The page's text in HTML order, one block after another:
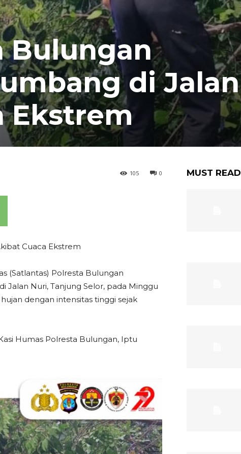
Bulungan
di Jalan
Ekstrem
0
105
Cuaca Ekstrem
(Satlantas) Polresta Bulungan
Nuri, Tanjung Selor, pada Minggu
dengan intensitas tinggi sejak
Humas Polresta Bulungan, Iptu
MUST READ